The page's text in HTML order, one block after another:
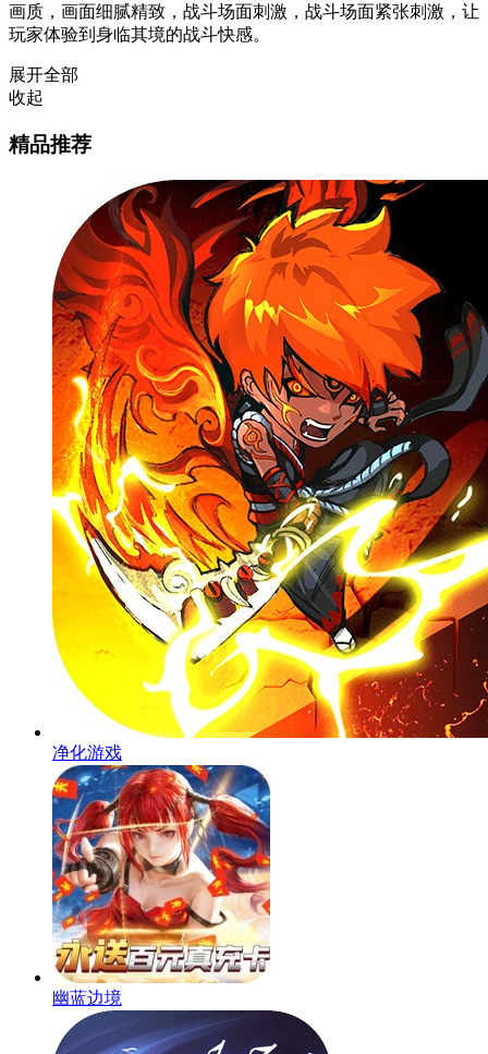
画质，画面细腻精致，战斗场面刺激，战斗场面紧张刺激，让
玩家体验到身临其境的战斗快感。
展开全部
收起
精品推荐
净化游戏
幽蓝边境